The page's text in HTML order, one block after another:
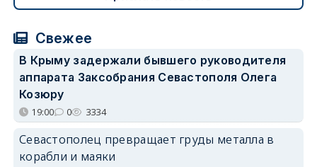
Свежее
В Крыму задержали бывшего руководителя
аппарата Заксобрания Севастополя Олега
Козюру
19:00 0 3334
Севастополец превращает груды металла в
корабли и маяки